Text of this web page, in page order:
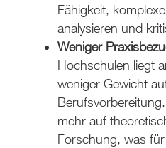
Fähigkeit,
analysieren und
Weniger
Hochschulen liegt
weniger Gewicht
mehr auf
Forschung, was